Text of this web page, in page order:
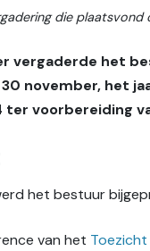
die
vergaderde het
november, het
voorbereiding
het bestuur
van het